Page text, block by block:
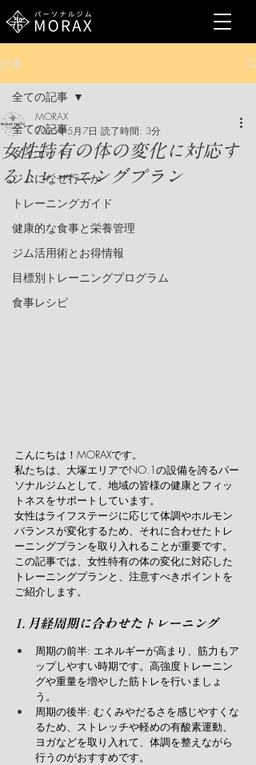
記事
全ての記事
ダイエット
ジムになぜ行くか
トレーニングガイド
健康的な食事と栄養管理
ジム活用術とお得情報
目標別トレーニングプログラム
食事レシピ
全ての記事
女性特有の体の変化に対応す
るトレーニングプラン
MORAX
2025年5月7日 読了時間: 3分
こんにちは！MORAXです。
私たちは、大塚エリアでNO.1の設備を誇るパー
ソナルジムとして、地域の皆様の健康とフィッ
トネスをサポートしています。
女性はライフステージに応じて体調やホルモン
バランスが変化するため、それに合わせたトレ
ーニングプランを取り入れることが重要です。
この記事では、女性特有の体の変化に対応した
トレーニングプランと、注意すべきポイントを
ご紹介します。
1. 月経周期に合わせたトレーニング
周期の前半: エネルギーが高まり、筋力もア
ップしやすい時期です。高強度トレーニン
グや重量を増やした筋トレを行いましょ
う。
周期の後半: むくみやだるさを感じやすくな
るため、ストレッチや軽めの有酸素運動、
ヨガなどを取り入れて、体調を整えながら
行うのがおすすめです。